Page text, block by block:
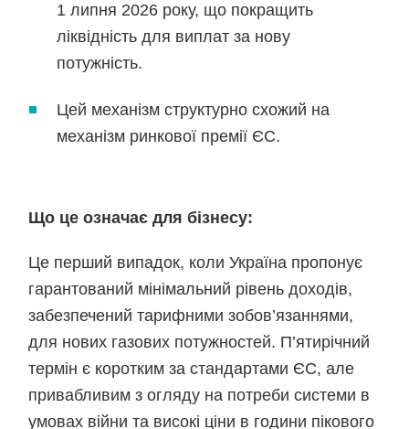
1 липня 2026 року, що покращить
ліквідність для виплат за нову
потужність.
Цей механізм структурно схожий на
механізм ринкової премії ЄС.
Що це означає для бізнесу:
Це перший випадок, коли Україна пропонує
гарантований мінімальний рівень доходів,
забезпечений тарифними зобов’язаннями,
для нових газових потужностей. П’ятирічний
термін є коротким за стандартами ЄС, але
привабливим з огляду на потреби системи в
умовах війни та високі ціни в години пікового